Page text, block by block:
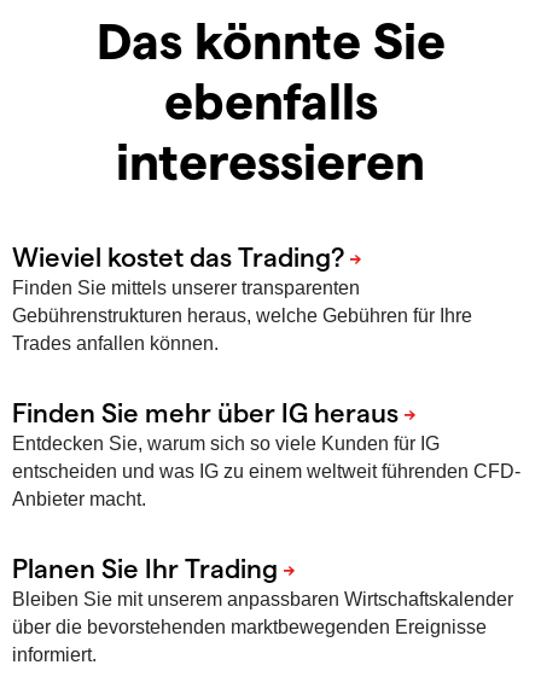
Das könnte Sie
ebenfalls
interessieren
Finden Sie mittels unserer transparenten
Gebührenstrukturen heraus, welche Gebühren für Ihre
Trades anfallen können.
Entdecken Sie, warum sich so viele Kunden für IG
entscheiden und was IG zu einem weltweit führenden CFD-
Anbieter macht.
Bleiben Sie mit unserem anpassbaren Wirtschaftskalender
über die bevorstehenden marktbewegenden Ereignisse
informiert.